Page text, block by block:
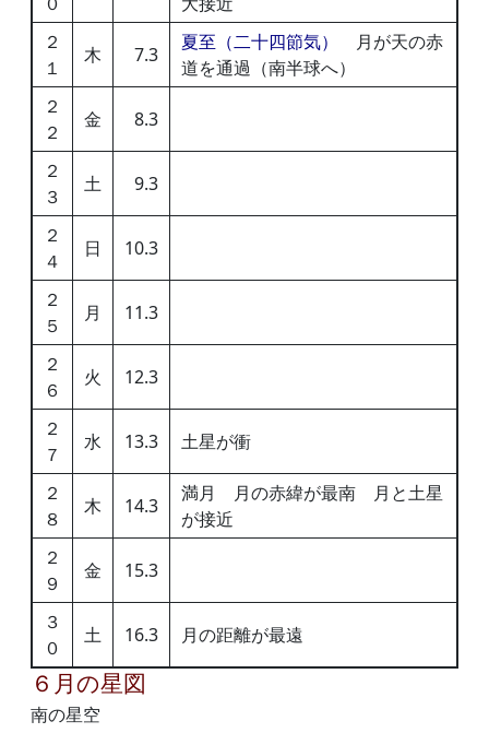
２
１
木 7.3
夏至（二十四節気）
月が天の赤
道を通過（南半球へ）
２
２
金 8.3
２
３
土 9.3
２
４
日 10.3
２
５
月 11.3
２
６
火 12.3
２
７
水 13.3 土星が衝
２
８
木 14.3
満月 月の赤緯が最南 月と土星
が接近
２
９
金 15.3
３
０
土 16.3 月の距離が最遠
６月の星図
南の星空